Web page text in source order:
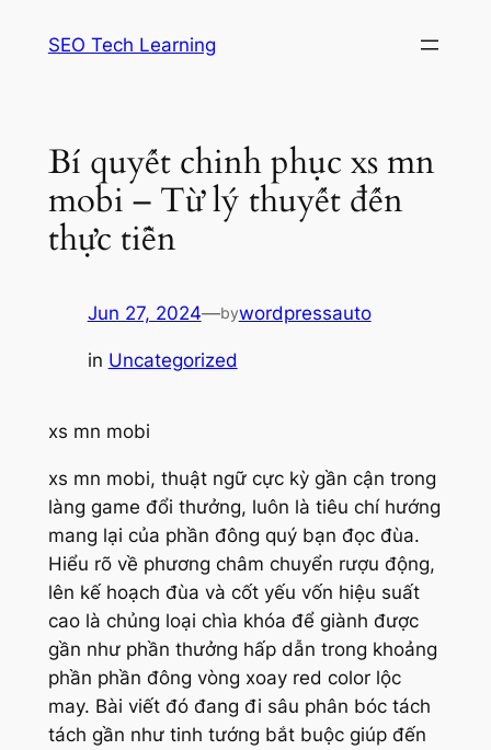
SEO Tech Learning
Bí quyết chinh phục xs mn
mobi – Từ lý thuyết đến
thực tiễn
Jun 27, 2024—bywordpressauto
in Uncategorized
xs mn mobi
xs mn mobi, thuật ngữ cực kỳ gần cận trong
làng game đổi thưởng, luôn là tiêu chí hướng
mang lại của phần đông quý bạn đọc đùa.
Hiểu rõ về phương châm chuyển rượu động,
lên kế hoạch đùa và cốt yếu vốn hiệu suất
cao là chủng loại chìa khóa để giành được
gần như phần thưởng hấp dẫn trong khoảng
phần phần đông vòng xoay red color lộc
may. Bài viết đó đang đi sâu phân bóc tách
tách gần như tinh tướng bắt buộc giúp đến